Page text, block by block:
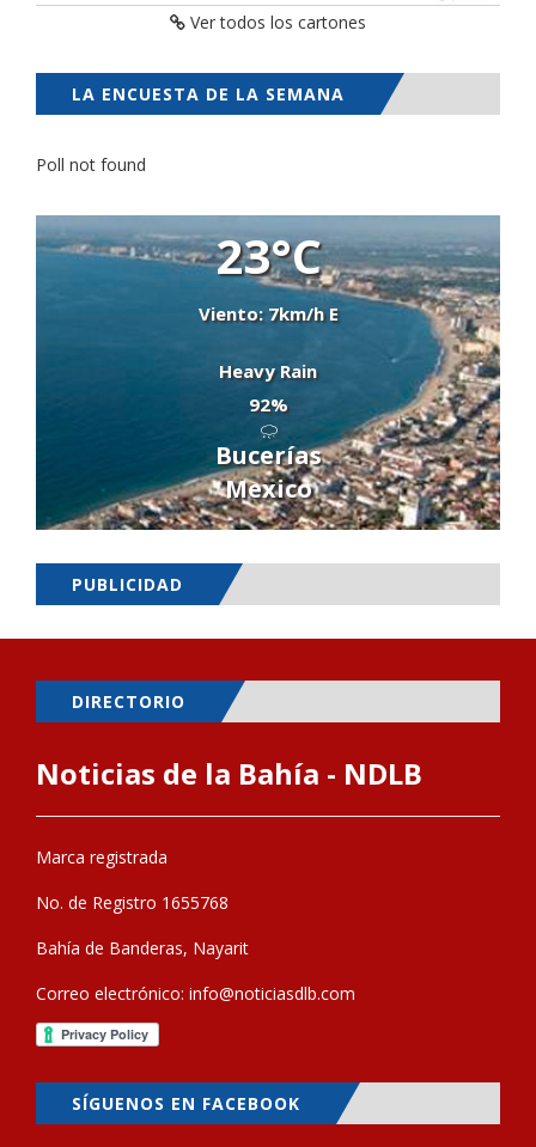
Ver todos los cartones
LA ENCUESTA DE LA SEMANA
Poll not found
23°C
Viento: 7km/h E
Heavy Rain
92%
Bucerías
Mexico
PUBLICIDAD
DIRECTORIO
Noticias de la Bahía - NDLB
Marca registrada
No. de Registro 1655768
Bahía de Banderas, Nayarit
Correo electrónico: info@noticiasdlb.com
SÍGUENOS EN FACEBOOK